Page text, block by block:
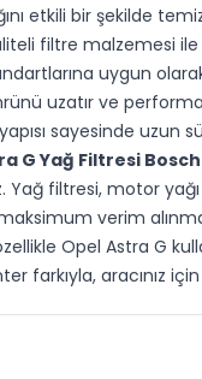
etkili bir şekilde
filtre malzemesi
uygun
uzatır ve
yapısı sayesinde uzun
G Yağ Filtresi
Yağ filtresi, motor yağı
verim
Opel Astra G
farkıyla, aracınız